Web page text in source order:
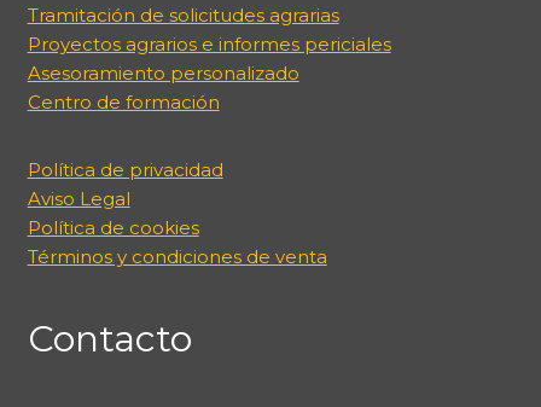
Tramitación de solicitudes agrarias
Proyectos agrarios e informes periciales
Asesoramiento personalizado
Centro de formación
Política de privacidad
Aviso Legal
Política de cookies
Términos y condiciones de venta
Contacto